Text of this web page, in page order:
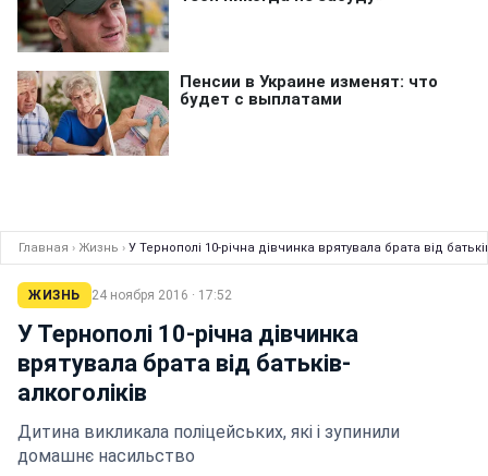
Главная › Жизнь › У Тернополі 10-річна дівчинка врятувала брата від
ЖИЗНЬ 24 ноября 2016 · 17:52
У Тернополі 10-річна дівчинка
врятувала брата від батьків-
алкоголіків
Дитина викликала поліцейських, які і зупинили
домашнє насильство